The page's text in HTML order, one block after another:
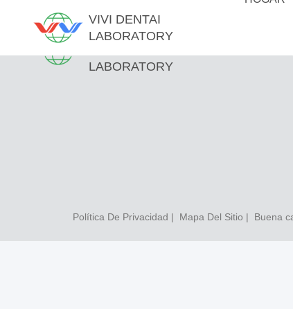
VIVI DENTAI
LABORATORY
LABORATORY
Política De Privacidad | Mapa Del Sitio | Buena